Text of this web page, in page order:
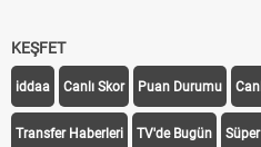
KEŞFET
iddaa Canlı Skor Puan Durumu
Transfer Haberleri TV'de Bugün